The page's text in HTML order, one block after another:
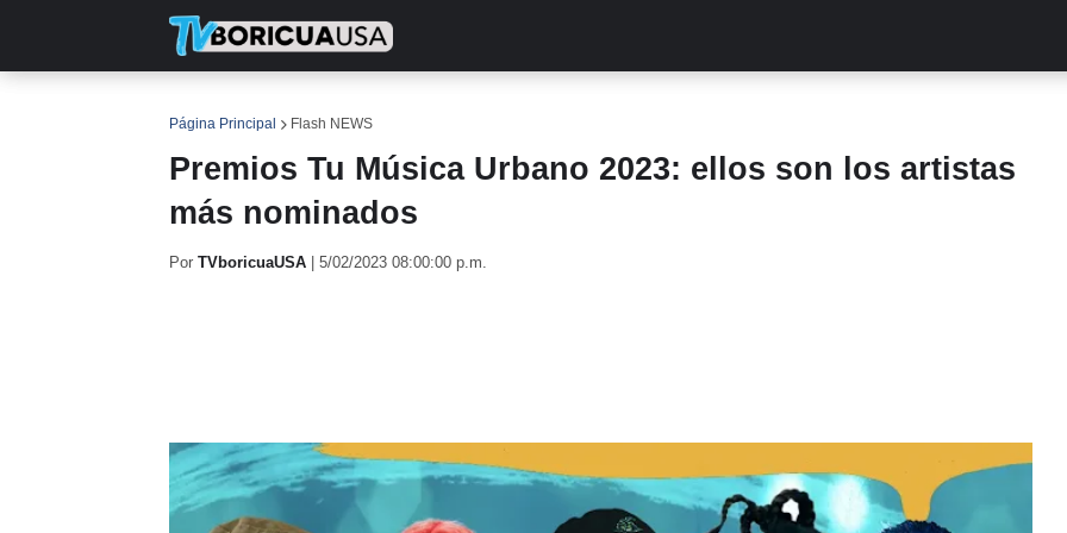
Página Principal Flash NEWS
Premios Tu Música Urbano 2023: ellos son los artistas
más nominados
Por TVboricuaUSA 5/02/2023 08:00:00 p.m.